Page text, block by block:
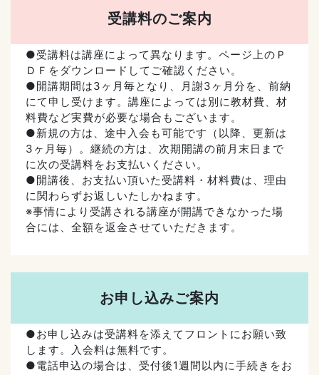
受講料のご案内
●受講料は講座によって異なります。ページ上のＰ
ＤＦをダウンロードしてご確認ください。
●開講期間は3ヶ月毎となり、月謝3ヶ月分を、前納
にて申し受けます。講座によっては別に教材費、材
料費など実費が必要な場合もございます。
●新規の方は、途中入会も可能です（以降、更新は
3ヶ月毎）。継続の方は、次期開講の前月末日まで
に次の受講料をお支払いください。
●開講後、お支払い頂いた受講料・材料費は、理由
に関わらずお返しいたしかねます。
※事情により受講される講座が開講できなかった場
合には、全額を返金させていただきます。
お申し込みご案内
●お申し込みは受講料を添えてフロントにお願い致
します。入会料は無料です。
●電話申込の場合は、受付後1週間以内に手続きをお